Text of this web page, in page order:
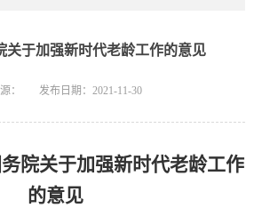
关于加强新时代老龄工作的意见
： 发布日期：2021-11-30
院关于加强新时代老龄工作
的意见